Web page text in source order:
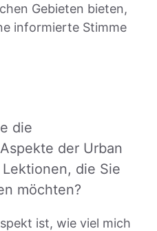
Gebieten bieten,
informierte Stimme
die
der Urban
die Sie
möchten?
ist, wie viel mich